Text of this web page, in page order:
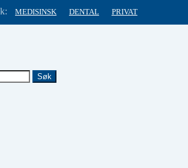
MEDISINSK DENTAL PRIVAT
Søk